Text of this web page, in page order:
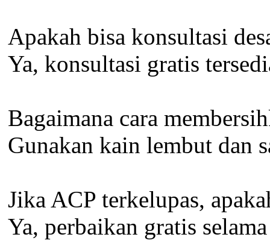
Apakah bisa konsultasi
Ya, konsultasi gratis
Bagaimana cara
Gunakan kain lembut dan
Jika ACP terkelupas,
Ya, perbaikan gratis